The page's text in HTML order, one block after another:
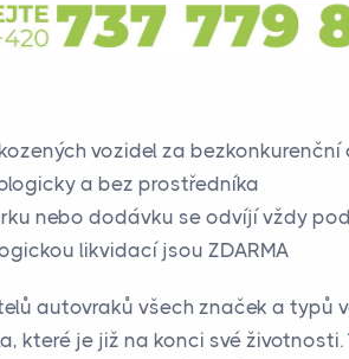
vozidel za bezkonkurenční
a bez prostředníka
nebo dodávku se odvíjí vždy
likvidací jsou ZDARMA
autovraků všech značek a typů
které je již na konci své životnosti.